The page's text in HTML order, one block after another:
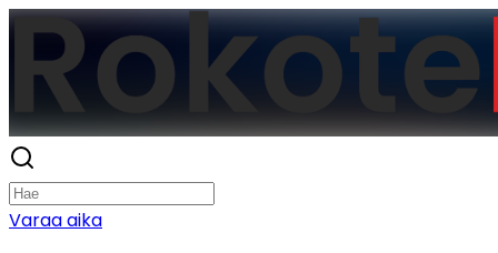
Varaa aika